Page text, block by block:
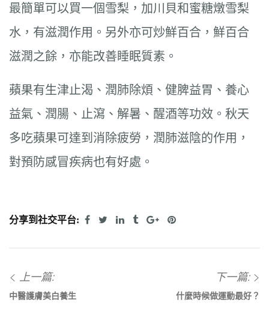
最簡單可以買一個雪梨，加川貝和蜜糖燉雪梨
水，有滋潤作用。另外亦可炒鮮百合，鮮百合
滋潤之餘，亦能改善睡眠質素。
蘋果有生津止渴、潤肺除煩、健脾益胃、養心
益氣、潤腸、止瀉、解暑、醒酒等功效。秋天
多吃蘋果可達到消除疲勞，潤肺滋陰的作用，
對預防感冒疾病也有好處。
分享到社交平台:
上一篇:
中醫護膚美白養生
下一篇:
什麼時候做運動最好？